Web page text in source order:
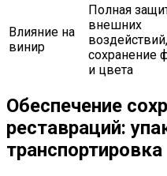
Влияние на
винир
Полная
внешних
воздействий,
сохранение
и цвета
Обеспечение
реставраций:
транспортировка